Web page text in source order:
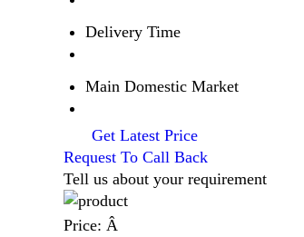
Delivery Time
Main Domestic Market
Get Latest Price
Request To Call Back
Tell us about your requirement
Price: Â